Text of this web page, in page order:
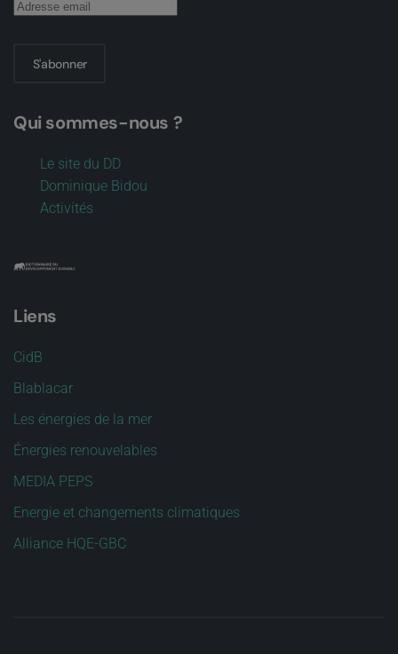
S'abonner
Qui sommes-nous ?
Le site du DD
Dominique Bidou
Activités
Liens
CidB
Blablacar
Les énergies de la mer
Énergies renouvelables
MEDIA PEPS
Energie et changements climatiques
Alliance HQE-GBC